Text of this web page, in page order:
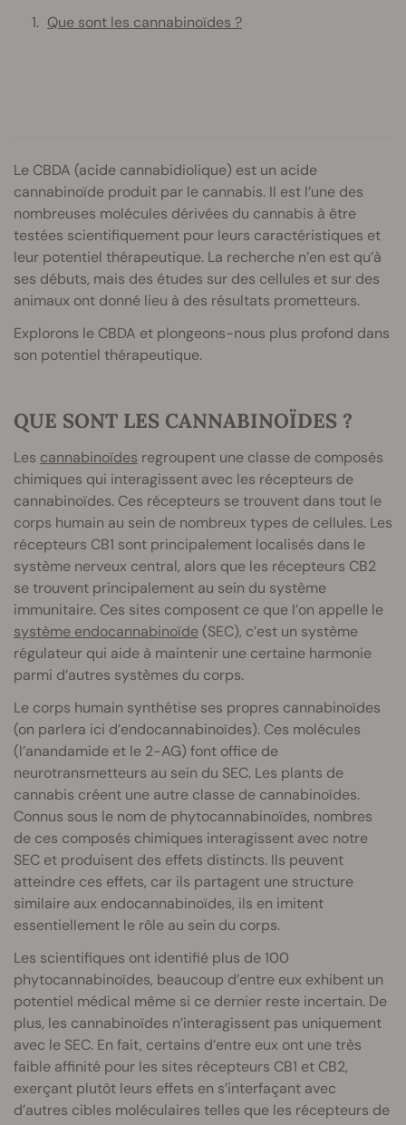
Que sont les cannabinoïdes ?
Le CBDA (acide cannabidiolique) est un acide
cannabinoïde produit par le cannabis. Il est l’une des
nombreuses molécules dérivées du cannabis à être
testées scientifiquement pour leurs caractéristiques et
leur potentiel thérapeutique. La recherche n’en est qu’à
ses débuts, mais des études sur des cellules et sur des
animaux ont donné lieu à des résultats prometteurs.
Explorons le CBDA et plongeons-nous plus profond dans
son potentiel thérapeutique.
QUE SONT LES CANNABINOÏDES ?
Les cannabinoïdes regroupent une classe de composés
chimiques qui interagissent avec les récepteurs de
cannabinoïdes. Ces récepteurs se trouvent dans tout le
corps humain au sein de nombreux types de cellules. Les
récepteurs CB1 sont principalement localisés dans le
système nerveux central, alors que les récepteurs CB2
se trouvent principalement au sein du système
immunitaire. Ces sites composent ce que l’on appelle le
système endocannabinoïde (SEC), c’est un système
régulateur qui aide à maintenir une certaine harmonie
parmi d’autres systèmes du corps.
Le corps humain synthétise ses propres cannabinoïdes
(on parlera ici d’endocannabinoïdes). Ces molécules
(l’anandamide et le 2-AG) font office de
neurotransmetteurs au sein du SEC. Les plants de
cannabis créent une autre classe de cannabinoïdes.
Connus sous le nom de phytocannabinoïdes, nombres
de ces composés chimiques interagissent avec notre
SEC et produisent des effets distincts. Ils peuvent
atteindre ces effets, car ils partagent une structure
similaire aux endocannabinoïdes, ils en imitent
essentiellement le rôle au sein du corps.
Les scientifiques ont identifié plus de 100
phytocannabinoïdes, beaucoup d’entre eux exhibent un
potentiel médical même si ce dernier reste incertain. De
plus, les cannabinoïdes n’interagissent pas uniquement
avec le SEC. En fait, certains d’entre eux ont une très
faible affinité pour les sites récepteurs CB1 et CB2,
exerçant plutôt leurs effets en s’interfaçant avec
d’autres cibles moléculaires telles que les récepteurs de